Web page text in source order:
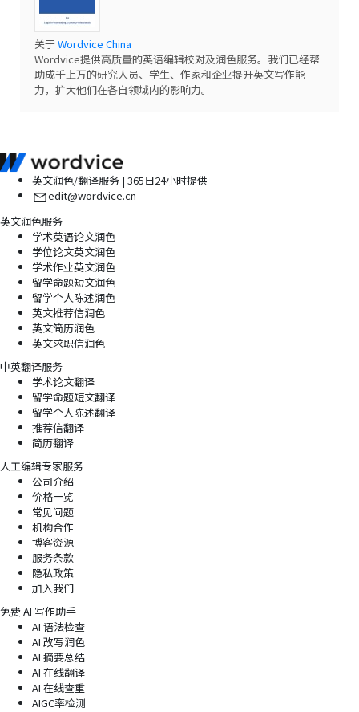
关于Wordvice China
Wordvice提供高质量的英语编辑校对及润色服务。我们已经帮
助成千上万的研究人员、学生、作家和企业提升英文写作能
力，扩大他们在各自领域内的影响力。
英文润色/翻译服务 | 365日24小时提供
edit@wordvice.cn
英文润色服务
学术英语论文润色
学位论文英文润色
学术作业英文润色
留学命题短文润色
留学个人陈述润色
英文推荐信润色
英文简历润色
英文求职信润色
中英翻译服务
学术论文翻译
留学命题短文翻译
留学个人陈述翻译
推荐信翻译
简历翻译
人工编辑专家服务
公司介绍
价格一览
常见问题
机构合作
博客资源
服务条款
隐私政策
加入我们
免费 AI 写作助手
AI 语法检查
AI 改写润色
AI 摘要总结
AI 在线翻译
AI 在线查重
AIGC率检测